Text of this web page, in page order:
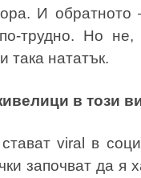
И обратното
трудно. Но
така нататък.
в този
viral в
започват да